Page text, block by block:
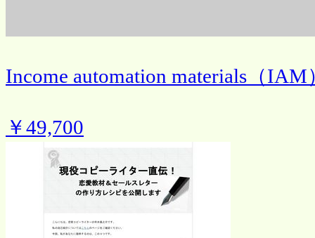
Income automation materials（IAM
￥49,700